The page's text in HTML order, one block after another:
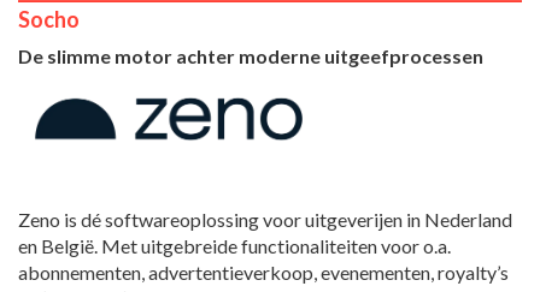
Socho
De slimme motor achter moderne uitgeefprocessen
Zeno is dé softwareoplossing voor uitgeverijen in Nederland
en België. Met uitgebreide functionaliteiten voor o.a.
abonnementen, advertentieverkoop, evenementen, royalty’s